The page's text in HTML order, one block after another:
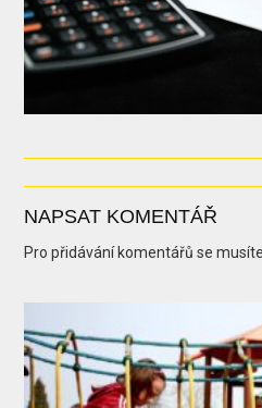
NAPSAT KOMENTÁŘ
Pro přidávání komentářů se